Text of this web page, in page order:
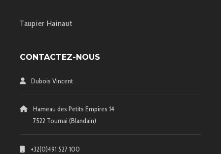
Taupier Hainaut
CONTACTEZ-NOUS
Dubois Vincent
Hameau des Petits Empires 14
7522 Tournai (Blandain)
+32(0)491 527 100